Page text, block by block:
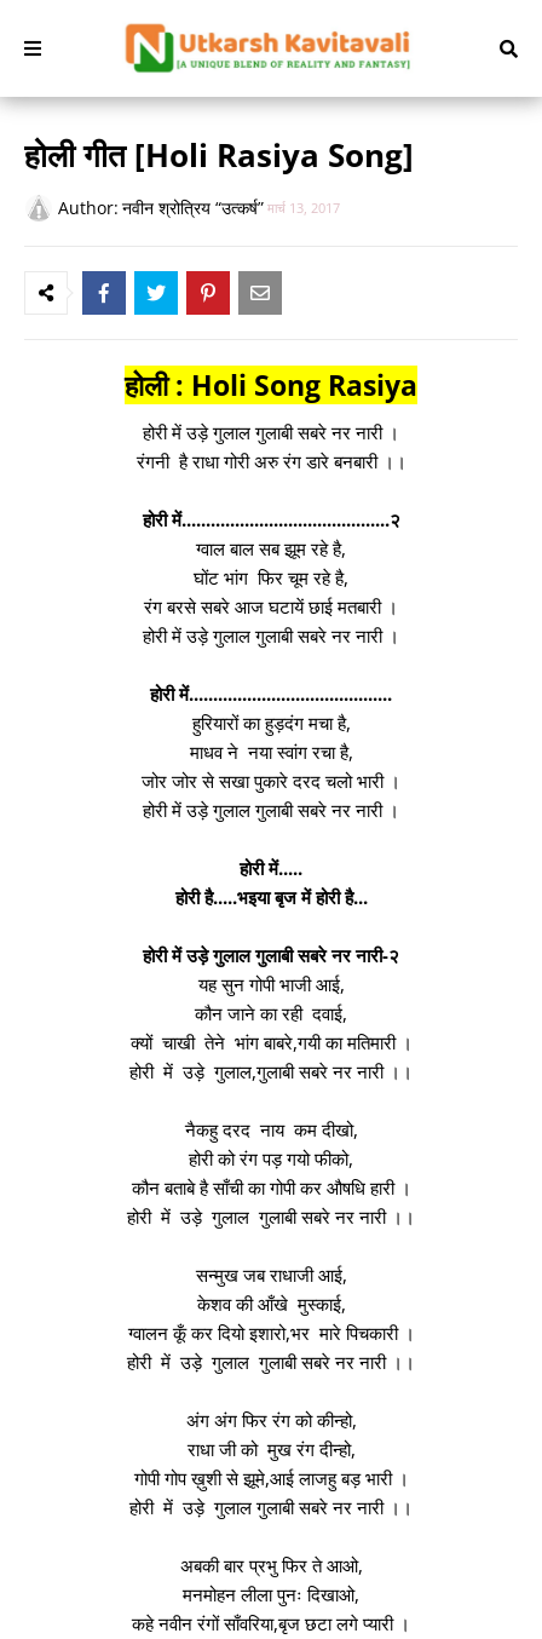
होली गीत [Holi Rasiya Song]
Author: नवीन श्रोत्रिय “उत्कर्ष” मार्च 13, 2017
होली : Holi Song Rasiya
होरी में उड़े गुलाल गुलाबी सबरे नर नारी ।
रंगनी है राधा गोरी अरु रंग डारे बनबारी ।।
होरी में...........................................२
ग्वाल बाल सब झूम रहे है,
घोंट भांग फिर चूम रहे है,
रंग बरसे सबरे आज घटायें छाई मतबारी ।
होरी में उड़े गुलाल गुलाबी सबरे नर नारी ।
होरी में..........................................
हुरियारों का हुड़दंग मचा है,
माधव ने नया स्वांग रचा है,
जोर जोर से सखा पुकारे दरद चलो भारी ।
होरी में उड़े गुलाल गुलाबी सबरे नर नारी ।
होरी में.....
होरी है.....भइया बृज में होरी है...
होरी में उड़े गुलाल गुलाबी सबरे नर नारी-२
यह सुन गोपी भाजी आई,
कौन जाने का रही दवाई,
क्यों चाखी तेने भांग बाबरे,गयी का मतिमारी ।
होरी में उड़े गुलाल,गुलाबी सबरे नर नारी ।।
नैकहु दरद नाय कम दीखो,
होरी को रंग पड़ गयो फीको,
कौन बताबे है साँची का गोपी कर औषधि हारी ।
होरी में उड़े गुलाल गुलाबी सबरे नर नारी ।।
सन्मुख जब राधाजी आई,
केशव की आँखे मुस्काई,
ग्वालन कूँ कर दियो इशारो,भर मारे पिचकारी ।
होरी में उड़े गुलाल गुलाबी सबरे नर नारी ।।
अंग अंग फिर रंग को कीन्हो,
राधा जी को मुख रंग दीन्हो,
गोपी गोप ख़ुशी से झूमे,आई लाजहु बड़ भारी ।
होरी में उड़े गुलाल गुलाबी सबरे नर नारी ।।
अबकी बार प्रभु फिर ते आओ,
मनमोहन लीला पुनः दिखाओ,
कहे नवीन रंगों साँवरिया,बृज छटा लगे प्यारी ।